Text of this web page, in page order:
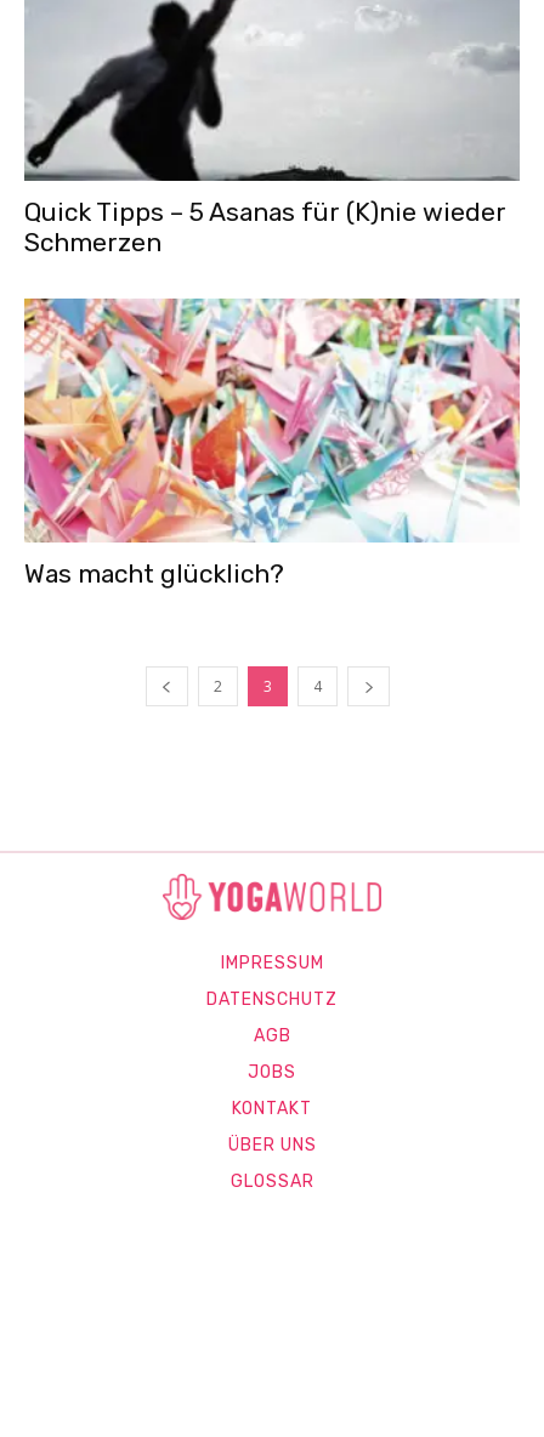
Quick Tipps – 5 Asanas für (K)nie wieder
Schmerzen
Was macht glücklich?
2 3 4
IMPRESSUM
DATENSCHUTZ
AGB
JOBS
KONTAKT
ÜBER UNS
GLOSSAR